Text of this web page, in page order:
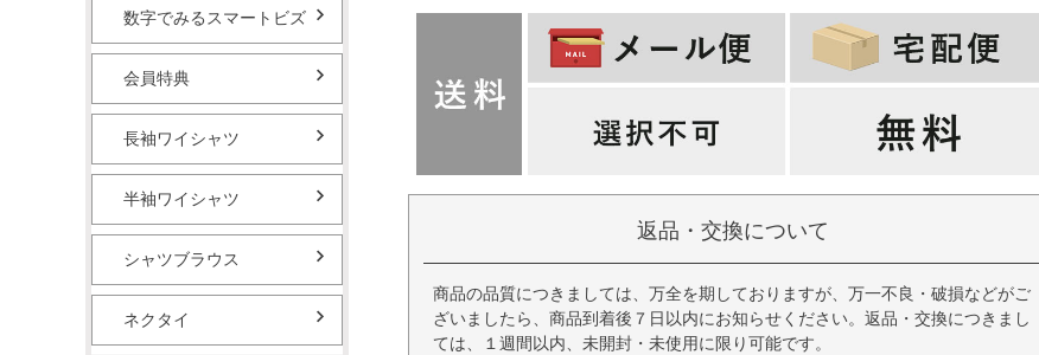
数字でみるスマートビズ
会員特典
長袖ワイシャツ
半袖ワイシャツ
シャツブラウス
ネクタイ
返品・交換について
商品の品質につきましては、万全を期しておりますが、万一不良・破損などがご
ざいましたら、商品到着後７日以内にお知らせください。返品・交換につきまし
ては、１週間以内、未開封・未使用に限り可能です。